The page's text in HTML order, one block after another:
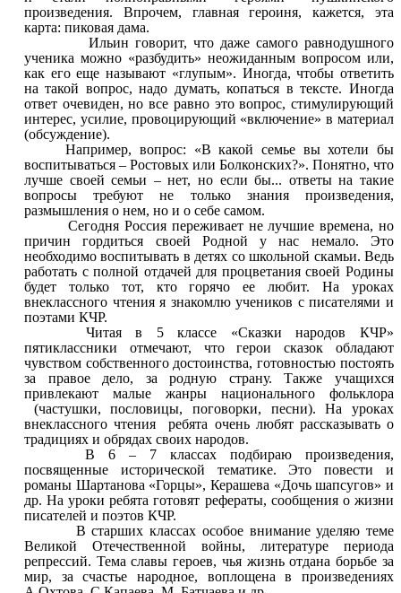
произведения. Впрочем, главная героиня, кажется, эта
карта: пиковая дама.
Ильин говорит, что даже самого равнодушного
ученика можно «разбудить» неожиданным вопросом или,
как его еще называют «глупым». Иногда, чтобы ответить
на такой вопрос, надо думать, копаться в тексте. Иногда
ответ очевиден, но все равно это вопрос, стимулирующий
интерес, усилие, провоцирующий «включение» в материал
(обсуждение).
Например, вопрос: «В какой семье вы хотели бы
воспитываться – Ростовых или Болконских?». Понятно, что
лучше своей семьи – нет, но если бы... ответы на такие
вопросы требуют не только знания произведения,
размышления о нем, но и о себе самом.
Сегодня Россия переживает не лучшие времена, но
причин гордиться своей Родной у нас немало. Это
необходимо воспитывать в детях со школьной скамьи. Ведь
работать с полной отдачей для процветания своей Родины
будет только тот, кто горячо ее любит. На уроках
внеклассного чтения я знакомлю учеников с писателями и
поэтами КЧР.
Читая в 5 классе «Сказки народов КЧР»
пятиклассники отмечают, что герои сказок обладают
чувством собственного достоинства, готовностью постоять
за правое дело, за родную страну. Также учащихся
привлекают малые жанры национального фольклора
(частушки, пословицы, поговорки, песни). На уроках
внеклассного чтения ребята очень любят рассказывать о
традициях и обрядах своих народов.
В 6 – 7 классах подбираю произведения,
посвященные исторической тематике. Это повести и
романы Шартанова «Горцы», Керашева «Дочь шапсугов» и
др. На уроки ребята готовят рефераты, сообщения о жизни
писателей и поэтов КЧР.
В старших классах особое внимание уделяю теме
Великой Отечественной войны, литературе периода
репрессий. Тема славы героев, чья жизнь отдана борьбе за
мир, за счастье народное, воплощена в произведениях